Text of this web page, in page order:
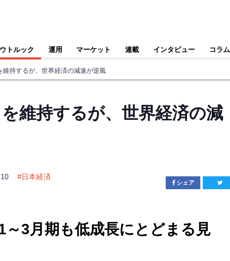
トルック 運用 マーケット 連載 インタビュー コラム
維持するが、世界経済の減速が逆風
維持するが、世界経済の減
#日本経済
シェア
～3月期も低成長にとどまる見